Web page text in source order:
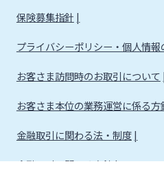
保険募集指針
プライバシーポリシー・個人情
お客さま訪問時のお取引について
お客さま本位の業務運営に係る方
金融取引に関わる法・制度
金融取引に関わる方針